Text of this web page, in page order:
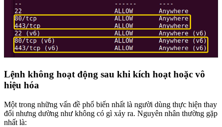
Lệnh không hoạt động sau khi kích hoạt hoặc vô
hiệu hóa
Một trong những vấn đề phổ biến nhất là người dùng thực hiện thay
đổi nhưng dường như không có gì xảy ra. Nguyên nhân thường gặp
nhất là: